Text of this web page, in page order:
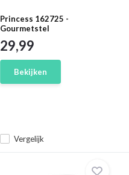
Princess 162725 -
Gourmetstel
Vergelijk
29,99
Bekijken